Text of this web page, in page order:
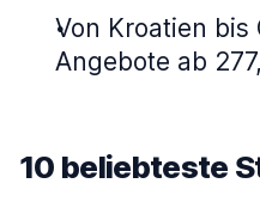
Von Kroatien
Angebote ab
10 beliebteste